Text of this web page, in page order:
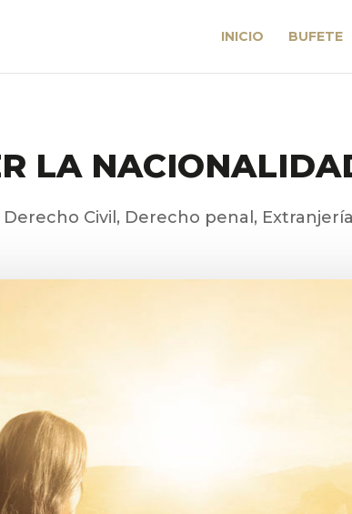
INICIO BUFETE
LA
Derecho Civil, Derecho penal, Extranjería